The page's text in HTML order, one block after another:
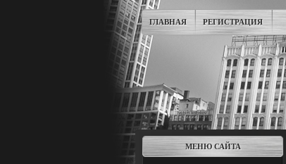
ГЛАВНАЯ РЕГИСТРАЦИЯ
МЕНЮ САЙТА